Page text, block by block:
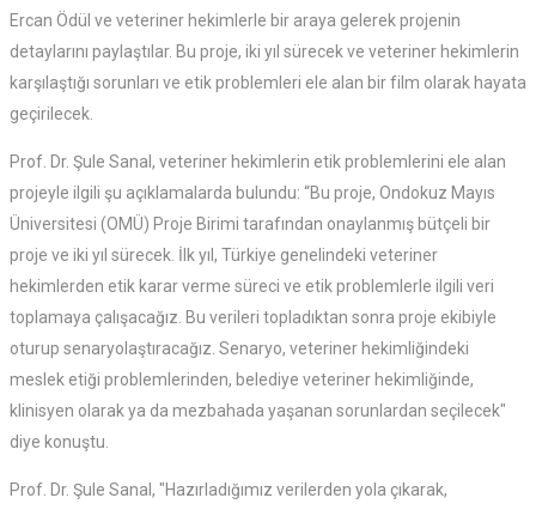
Ercan Ödül ve veteriner hekimlerle bir araya gelerek projenin
detaylarını paylaştılar. Bu proje, iki yıl sürecek ve veteriner hekimlerin
karşılaştığı sorunları ve etik problemleri ele alan bir film olarak hayata
geçirilecek.
Prof. Dr. Şule Sanal, veteriner hekimlerin etik problemlerini ele alan
projeyle ilgili şu açıklamalarda bulundu: “Bu proje, Ondokuz Mayıs
Üniversitesi (OMÜ) Proje Birimi tarafından onaylanmış bütçeli bir
proje ve iki yıl sürecek. İlk yıl, Türkiye genelindeki veteriner
hekimlerden etik karar verme süreci ve etik problemlerle ilgili veri
toplamaya çalışacağız. Bu verileri topladıktan sonra proje ekibiyle
oturup senaryolaştıracağız. Senaryo, veteriner hekimliğindeki
meslek etiği problemlerinden, belediye veteriner hekimliğinde,
klinisyen olarak ya da mezbahada yaşanan sorunlardan seçilecek"
diye konuştu.
Prof. Dr. Şule Sanal, "Hazırladığımız verilerden yola çıkarak,